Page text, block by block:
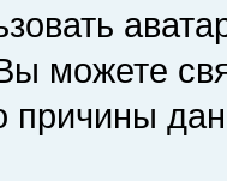
можете
причины